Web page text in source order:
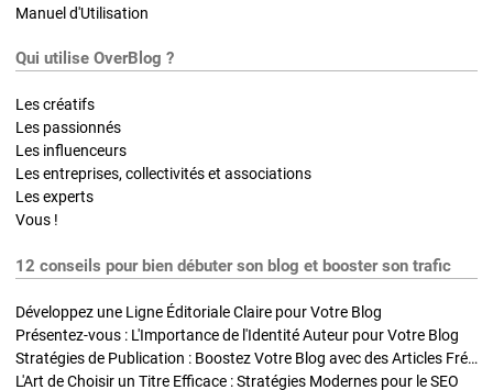
Manuel d'Utilisation
Qui utilise OverBlog ?
Les créatifs
Les passionnés
Les influenceurs
Les entreprises, collectivités et associations
Les experts
Vous !
12 conseils pour bien débuter son blog et booster son trafic
Développez une Ligne Éditoriale Claire pour Votre Blog
Présentez-vous : L'Importance de l'Identité Auteur pour Votre Blog
Stratégies de Publication : Boostez Votre Blog avec des Articles Fréquents et Exclusifs
L'Art de Choisir un Titre Efficace : Stratégies Modernes pour le SEO